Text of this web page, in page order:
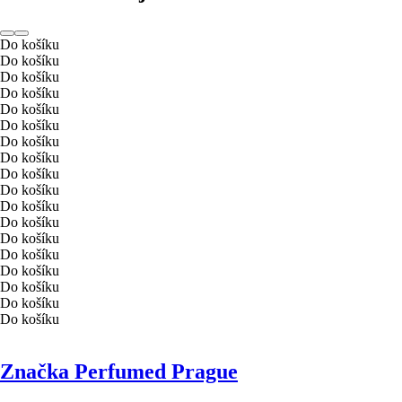
Do košíku
Do košíku
Do košíku
Do košíku
Do košíku
Do košíku
Do košíku
Do košíku
Do košíku
Do košíku
Do košíku
Do košíku
Do košíku
Do košíku
Do košíku
Do košíku
Do košíku
Do košíku
Značka Perfumed Prague